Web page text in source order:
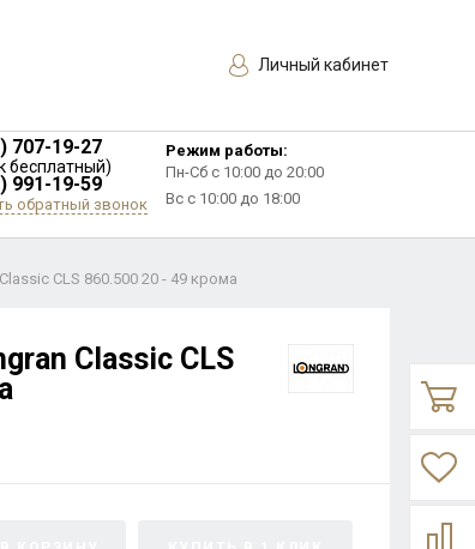
Личный кабинет
707-19-27
бесплатный)
991-19-59
обратный звонок
Режим работы:
Пн-Сб с 10:00 до 20:00
Вс с 10:00 до 18:00
CLS 860.500 20 - 49 крома
Classic CLS